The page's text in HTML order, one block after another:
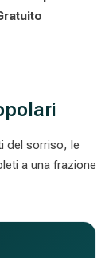
del sorriso, le
a una frazione